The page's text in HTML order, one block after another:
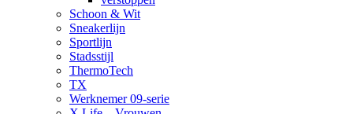
Schoon & Wit
Sneakerlijn
Sportlijn
Stadsstijl
ThermoTech
TX
Werknemer 09-serie